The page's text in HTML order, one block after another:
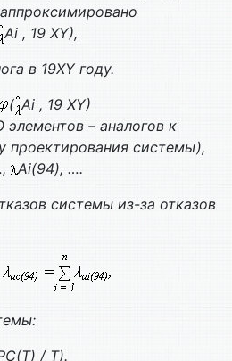
Аi , 19 XY),
в 19XY году.
( Аi , 19 XY)
– аналогов к
проектирования системы),
Аi(94), ….
системы из-за отказов
С(T) / T).